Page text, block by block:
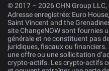
© 2017 – 2026 CHN Group
Adresse enregistrée: Euro
Saint Vincent and the
site ChangeNOW sont fournies
générale et ne constituent pas
juridiques, fiscaux ou financiers.
une offre ou une sollicitation
crypto-actifs. Les crypto-actifs